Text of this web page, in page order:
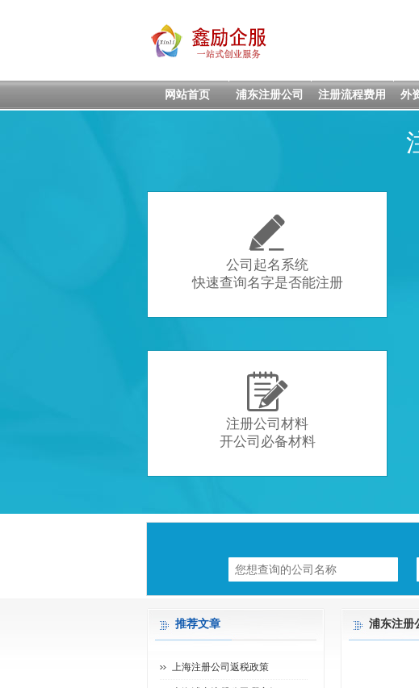
网站首页 浦东注册公司 注册流程费用 外

公司起名系统
快速查询名字是否能注册

注册公司材料
开公司必备材料
浦东注册
推荐文章
上海注册公司返税政策